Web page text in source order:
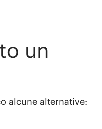
un
alcune alternative: